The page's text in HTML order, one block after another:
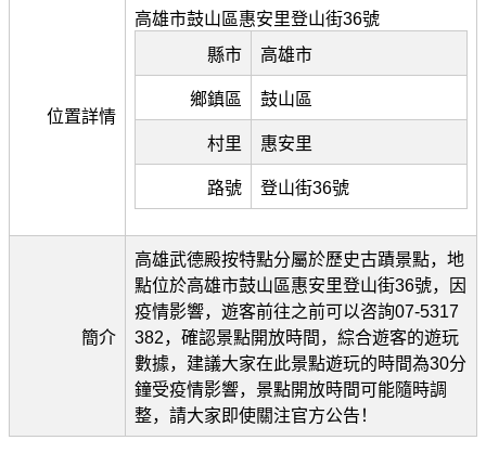
位置詳情
高雄市鼓山區惠安里登山街36號
縣市
高雄市
鄉鎮區 鼓山區
村里 惠安里
路號 登山街36號
簡介
高雄武德殿按特點分屬於歷史古蹟景點，地
點位於高雄市鼓山區惠安里登山街36號，因
疫情影響，遊客前往之前可以咨詢07-5317
382，確認景點開放時間，綜合遊客的遊玩
數據，建議大家在此景點遊玩的時間為30分
鐘受疫情影響，景點開放時間可能隨時調
整，請大家即使關注官方公告！